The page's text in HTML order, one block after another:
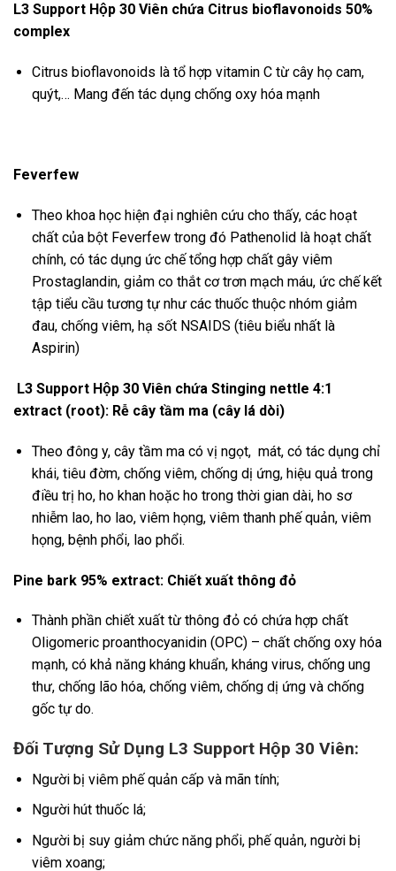
L3 Support Hộp 30 Viên chứa Citrus bioflavonoids 50%
complex
Citrus bioflavonoids là tổ hợp vitamin C từ cây họ cam,
quýt,… Mang đến tác dụng chống oxy hóa mạnh
Feverfew
Theo khoa học hiện đại nghiên cứu cho thấy, các hoạt
chất của bột Feverfew trong đó Pathenolid là hoạt chất
chính, có tác dụng ức chế tổng hợp chất gây viêm
Prostaglandin, giảm co thắt cơ trơn mạch máu, ức chế kết
tập tiểu cầu tương tự như các thuốc thuộc nhóm giảm
đau, chống viêm, hạ sốt NSAIDS (tiêu biểu nhất là
Aspirin)
L3 Support Hộp 30 Viên chứa Stinging nettle 4:1
extract (root): Rễ cây tầm ma (cây lá dòi)
Theo đông y, cây tầm ma có vị ngọt, mát, có tác dụng chỉ
khái, tiêu đờm, chống viêm, chống dị ứng, hiệu quả trong
điều trị ho, ho khan hoặc ho trong thời gian dài, ho sơ
nhiễm lao, ho lao, viêm họng, viêm thanh phế quản, viêm
họng, bệnh phổi, lao phổi.
Pine bark 95% extract: Chiết xuất thông đỏ
Thành phần chiết xuất từ thông đỏ có chứa hợp chất
Oligomeric proanthocyanidin (OPC) – chất chống oxy hóa
mạnh, có khả năng kháng khuẩn, kháng virus, chống ung
thư, chống lão hóa, chống viêm, chống dị ứng và chống
gốc tự do.
Đối Tượng Sử Dụng L3 Support Hộp 30 Viên:
Người bị viêm phế quản cấp và mãn tính;
Người hút thuốc lá;
Người bị suy giảm chức năng phổi, phế quản, người bị
viêm xoang;